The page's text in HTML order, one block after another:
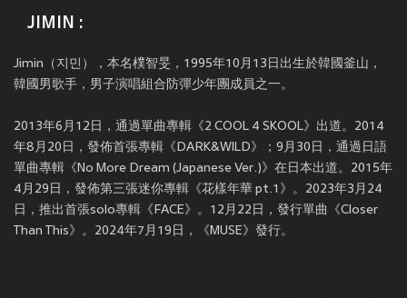
JIMIN :
Jimin（지민），本名樸智旻，1995年10月13日出生於韓國釜山，
韓國男歌手，男子演唱組合防彈少年團成員之一。
2013年6月12日，通過單曲專輯《2 COOL 4 SKOOL》出道。2014
年8月20日，發佈首張專輯《DARK&WILD》；9月30日，通過日語
單曲專輯《No More Dream (Japanese Ver.)》在日本出道。2015年
4月29日，發佈第三張迷你專輯《花樣年華 pt.1》。2023年3月24
日，推出首張solo專輯《FACE》。12月22日，發行單曲《Closer
Than This》。2024年7月19日，《MUSE》發行。